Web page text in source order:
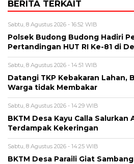
BERITA TERKAIT
Sabtu, 8 Agustus 2026 - 16:52 WIB
Polsek Budong Budong Hadiri
Pertandingan HUT RI Ke-81 di
Sabtu, 8 Agustus 2026 - 14:51 WIB
Datangi TKP Kebakaran Lahan,
Warga tidak Membakar
Sabtu, 8 Agustus 2026 - 14:29 WIB
BKTM Desa Kayu Calla
Terdampak Kekeringan
Sabtu, 8 Agustus 2026 - 14:25 WIB
BKTM Desa Paraili Giat